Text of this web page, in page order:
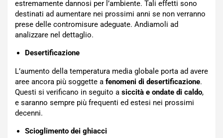
estremamente dannosi per l’ambiente. Tali effetti sono
destinati ad aumentare nei prossimi anni se non verranno
prese delle contromisure adeguate. Andiamoli ad
analizzare nel dettaglio.
Desertificazione
L’aumento della temperatura media globale porta ad avere
aree ancora più soggette a fenomeni di desertificazione.
Questi si verificano in seguito a siccità e ondate di caldo,
e saranno sempre più frequenti ed estesi nei prossimi
decenni.
Scioglimento dei ghiacci